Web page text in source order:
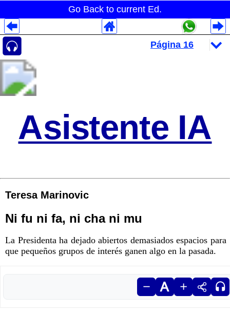
Go Back to current Ed.
Asistente IA
Teresa Marinovic
Ni fu ni fa, ni cha ni mu
La Presidenta ha dejado abiertos demasiados espacios para
que pequeños grupos de interés ganen algo en la pasada.
Despliegues Analytics
Despliegues Totales
Despliegues por Rubros